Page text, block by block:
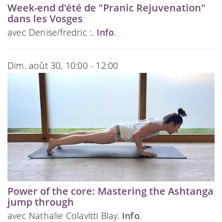
Week-end d'été de "Pranic Rejuvenation"
dans les Vosges
avec Denise/fredric :. Info.
Dim. août 30, 10:00 - 12:00
Power of the core: Mastering the Ashtanga
jump through
avec Nathalie Colavitti Blay. Info.